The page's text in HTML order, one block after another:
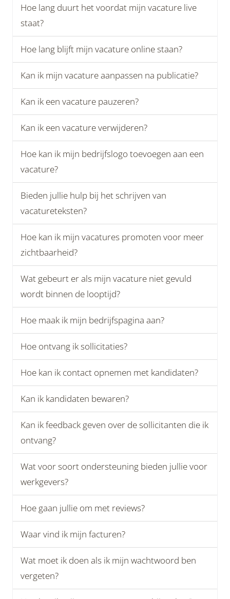
Hoe lang duurt het voordat mijn vacature live
staat?
Hoe lang blijft mijn vacature online staan?
Kan ik mijn vacature aanpassen na publicatie?
Kan ik een vacature pauzeren?
Kan ik een vacature verwijderen?
Hoe kan ik mijn bedrijfslogo toevoegen aan een
vacature?
Bieden jullie hulp bij het schrijven van
vacatureteksten?
Hoe kan ik mijn vacatures promoten voor meer
zichtbaarheid?
Wat gebeurt er als mijn vacature niet gevuld
wordt binnen de looptijd?
Hoe maak ik mijn bedrijfspagina aan?
Hoe ontvang ik sollicitaties?
Hoe kan ik contact opnemen met kandidaten?
Kan ik kandidaten bewaren?
Kan ik feedback geven over de sollicitanten die ik
ontvang?
Wat voor soort ondersteuning bieden jullie voor
werkgevers?
Hoe gaan jullie om met reviews?
Waar vind ik mijn facturen?
Wat moet ik doen als ik mijn wachtwoord ben
vergeten?